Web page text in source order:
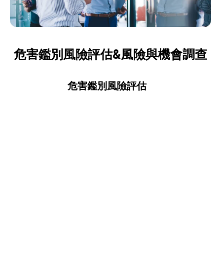
危害鑑別風險評估&風險與機會調查
危害鑑別風險評估